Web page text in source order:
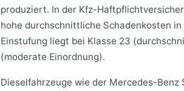
produziert. In der Kfz-
hohe durchschnittliche Schadenkosten
Einstufung liegt bei Klasse 23
(moderate Einordnung).
Dieselfahrzeuge wie der Mercedes-